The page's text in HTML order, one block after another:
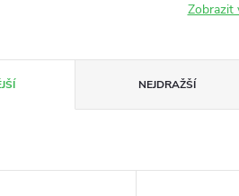
Zobrazit
NEJDRAŽŠÍ